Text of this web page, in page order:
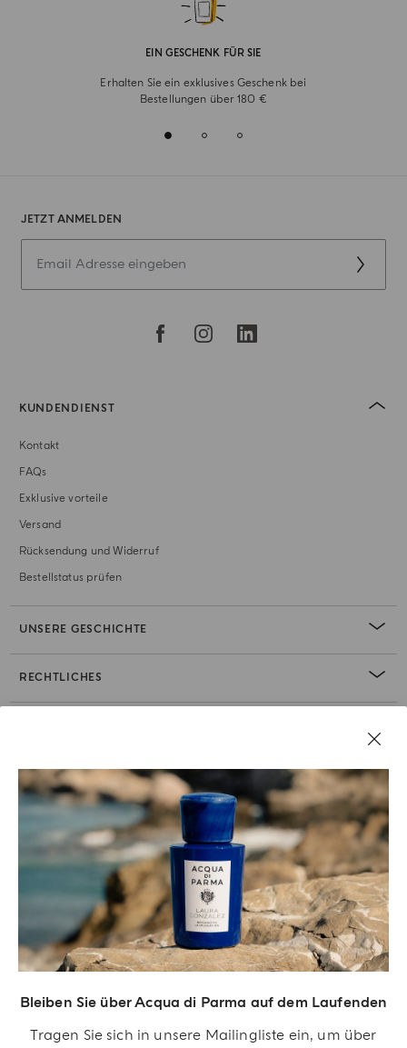
Bleiben Sie über Acqua di Parma auf dem Laufenden
Tragen Sie sich in unsere Mailingliste ein, um über
EIN GESCHENK FÜR SIE
Erhalten Sie ein exklusives Geschenk bei
Bestellungen über 180 €
JETZT ANMELDEN
KUNDENDIENST
Kontakt
FAQs
Exklusive vorteile
Versand
Rücksendung und Widerruf
Bestellstatus prüfen
UNSERE GESCHICHTE
RECHTLICHES
Acqua Di Parma S.r.l., mit einem Kapital von 420 000,00 € registriert im